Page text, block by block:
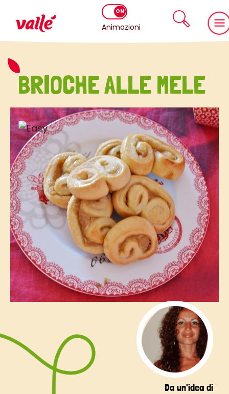
Animazioni
BRIOCHE ALLE MELE
Da un'idea di